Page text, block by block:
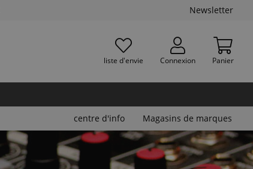
Newsletter
liste d'envie Connexion Panier
centre d'info Magasins de marques